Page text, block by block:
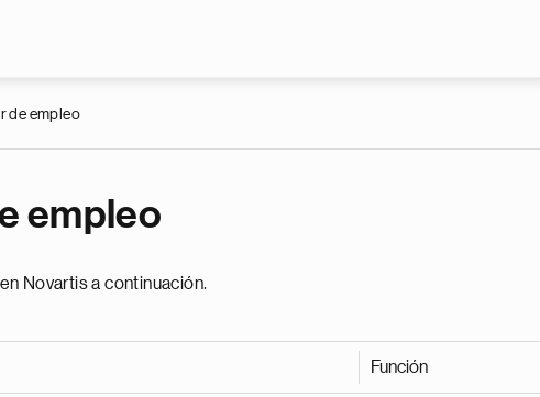
de empleo
empleo
Novartis a continuación.
Función